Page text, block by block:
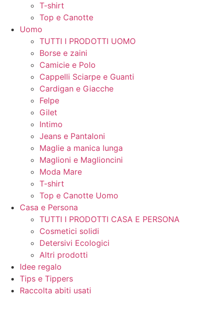
T-shirt
Top e Canotte
Uomo
TUTTI I PRODOTTI UOMO
Borse e zaini
Camicie e Polo
Cappelli Sciarpe e Guanti
Cardigan e Giacche
Felpe
Gilet
Intimo
Jeans e Pantaloni
Maglie a manica lunga
Maglioni e Maglioncini
Moda Mare
T-shirt
Top e Canotte Uomo
Casa e Persona
TUTTI I PRODOTTI CASA E PERSONA
Cosmetici solidi
Detersivi Ecologici
Altri prodotti
Idee regalo
Tips e Tippers
Raccolta abiti usati